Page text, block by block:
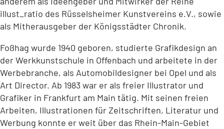
illust_ratio des Rüsselsheimer Kunstvereins e.V., sowie
als Mitherausgeber der Königsstädter Chronik.
Foßhag wurde 1940 geboren, studierte Grafikdesign an
der Werkkunstschule in Offenbach und arbeitete in der
Werbebranche, als Automobildesigner bei Opel und als
Art Director. Ab 1983 war er als freier Illustrator und
Grafiker in Frankfurt am Main tätig. Mit seinen freien
Arbeiten, Illustrationen für Zeitschriften, Literatur und
Werbung konnte er weit über das Rhein-Main-Gebiet